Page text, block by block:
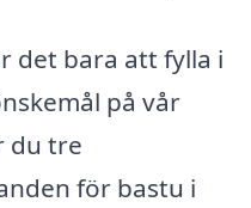
det bara att fylla i
på vår
du tre
för bastu i